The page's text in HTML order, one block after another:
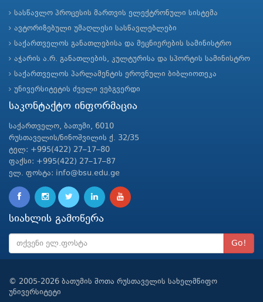
სასწავლო პროცესის მართვის ელექტრონული სისტემა
ავტორიზებული უმაღლესი სასწავლებლები
საქართველოს განათლებისა და მეცნიერების სამინისტრო
აჭარის ა.რ. განათლების, კულტურისა და სპორტის სამინისტრო
საქართველოს პარლამენტის ეროვნული ბიბლიოთეკა
უნივერსიტეტის ძველი ვებგვერდი
საკონტაქტო ინფორმაცია
საქართველო, ბათუმი, 6010
რუსთაველის/ნინოშვილის ქ. 32/35
ტელ: +995(422) 27–17–80
ფაქსი: +995(422) 27–17–87
ელ. ფოსტა: info@bsu.edu.ge
სიახლის გამოწერა
Go!
© 2005-2026 ბათუმის შოთა რუსთაველის სახელმწიფო
უნივერსიტეტი